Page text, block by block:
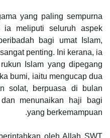
yang paling sempurna
meliputi seluruh aspek
bagi umat Islam,
penting. Ini kerana, ia
Islam yang dipegang
bumi, iaitu mengucap dua
solat, berpuasa di bulan
menunaikan haji bagi
yang berkemampuan.
oleh Allah SWT